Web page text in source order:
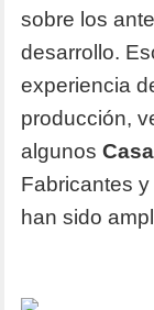
sobre los
desarrollo.
experiencia
producción,
algunos
Fabricantes
han sido